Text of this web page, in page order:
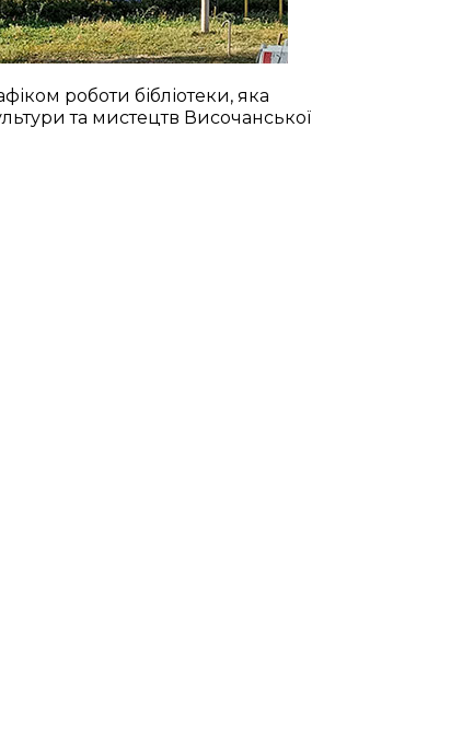
роботи бібліотеки, яка
та мистецтв Височанської